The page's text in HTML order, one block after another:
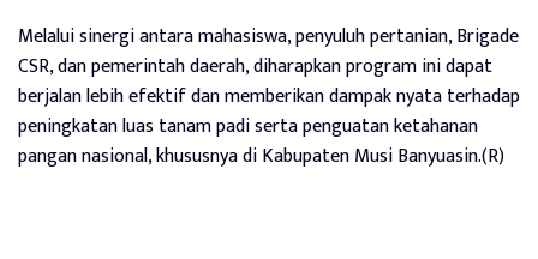
Melalui sinergi antara mahasiswa, penyuluh pertanian, Brigade
CSR, dan pemerintah daerah, diharapkan program ini dapat
berjalan lebih efektif dan memberikan dampak nyata terhadap
peningkatan luas tanam padi serta penguatan ketahanan
pangan nasional, khususnya di Kabupaten Musi Banyuasin.(R)